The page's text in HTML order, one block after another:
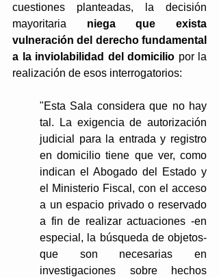
cuestiones planteadas, la decisión
mayoritaria niega que exista
vulneración del derecho fundamental
a la inviolabilidad del domicilio por la
realización de esos interrogatorios:
"Esta Sala considera que no hay
tal. La exigencia de autorización
judicial para la entrada y registro
en domicilio tiene que ver, como
indican el Abogado del Estado y
el Ministerio Fiscal, con el acceso
a un espacio privado o reservado
a fin de realizar actuaciones -en
especial, la búsqueda de objetos-
que son necesarias en
investigaciones sobre hechos